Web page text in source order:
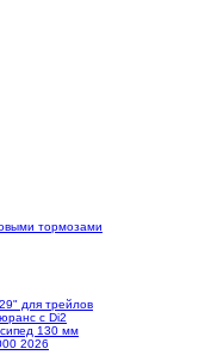
тормозами
для трейлов
с Di2
130 мм
2026